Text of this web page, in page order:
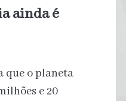
ainda é
que o planeta
e 20